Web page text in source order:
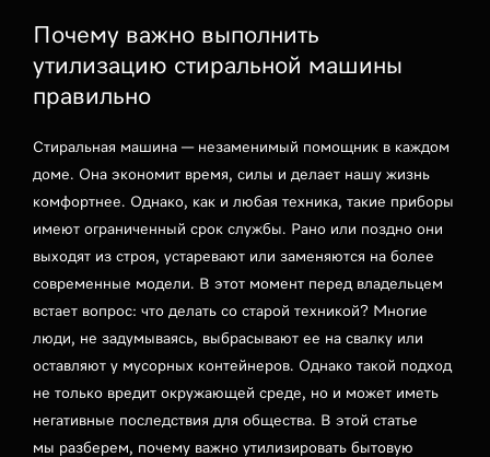
Почему важно выполнить
утилизацию стиральной машины
правильно
Стиральная машина — незаменимый помощник в каждом
доме. Она экономит время, силы и делает нашу жизнь
комфортнее. Однако, как и любая техника, такие приборы
имеют ограниченный срок службы. Рано или поздно они
выходят из строя, устаревают или заменяются на более
современные модели. В этот момент перед владельцем
встает вопрос: что делать со старой техникой? Многие
люди, не задумываясь, выбрасывают ее на свалку или
оставляют у мусорных контейнеров. Однако такой подход
не только вредит окружающей среде, но и может иметь
негативные последствия для общества. В этой статье
мы разберем, почему важно утилизировать бытовую